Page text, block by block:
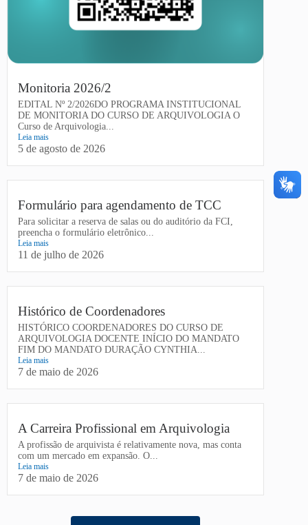
Monitoria 2026/2
EDITAL Nº 2/2026DO PROGRAMA INSTITUCIONAL
DE MONITORIA DO CURSO DE ARQUIVOLOGIA O
Curso de Arquivologia...
Leia mais
5 de agosto de 2026
Formulário para agendamento de TCC
Para solicitar a reserva de salas ou do auditório da FCI,
preencha o formulário eletrônico...
Leia mais
11 de julho de 2026
Histórico de Coordenadores
HISTÓRICO COORDENADORES DO CURSO DE
ARQUIVOLOGIA DOCENTE INÍCIO DO MANDATO
FIM DO MANDATO DURAÇÃO CYNTHIA...
Leia mais
7 de maio de 2026
A Carreira Profissional em Arquivologia
A profissão de arquivista é relativamente nova, mas conta
com um mercado em expansão. O...
Leia mais
7 de maio de 2026